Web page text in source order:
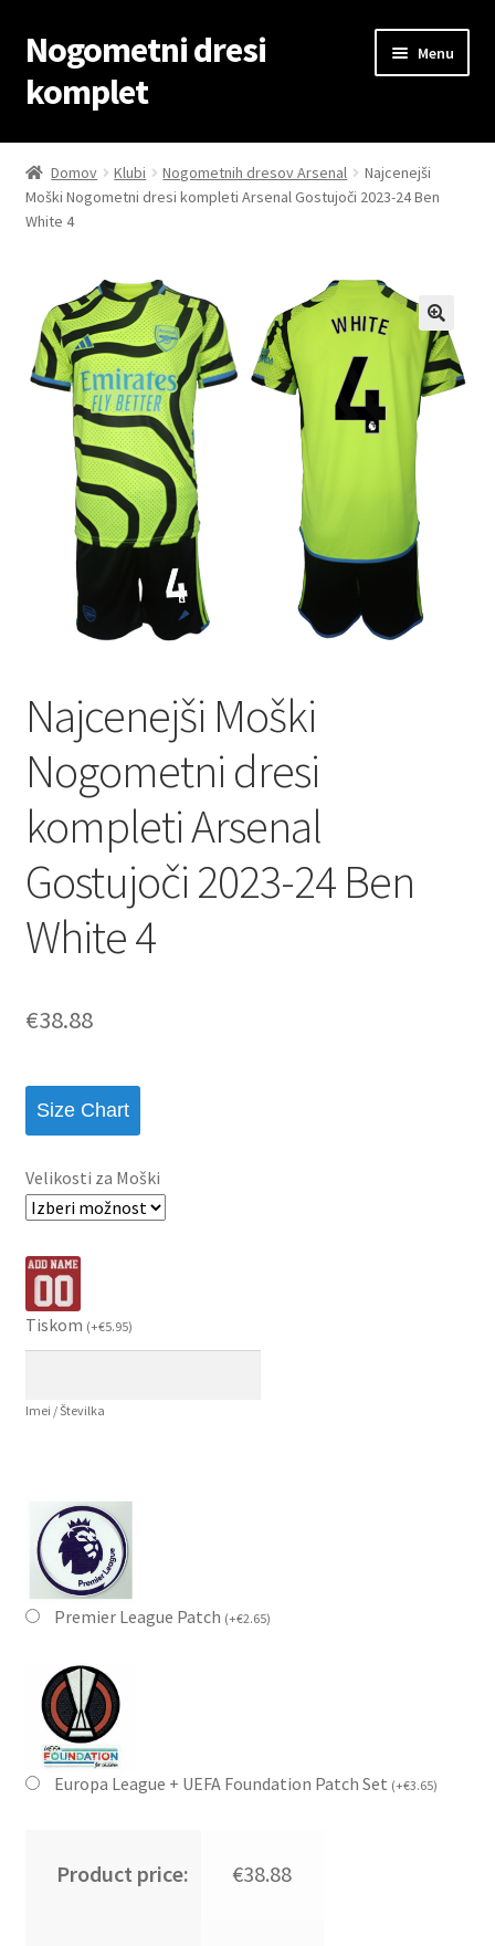
Skip
to
navigation
Skip
to
content
Nogometni dresi
komplet
Menu
Domov
Blog
Košarica
Moj račun
Trgovina
Zaključek nakupa
Domov Klubi Nogometnih dresov Arsenal
Najcenejši
Moški Nogometni dresi kompleti Arsenal Gostujoči 2023-24 Ben
White 4
Najcenejši Moški
Nogometni dresi
kompleti Arsenal
Gostujoči 2023-24 Ben
White 4
€38.88
Size Chart
Velikosti za Moški
Tiskom (+€5.95)
Imei / Številka
Premier League Patch (+€2.65)
Europa League + UEFA Foundation Patch Set (+€3.65)
Product price: €38.88